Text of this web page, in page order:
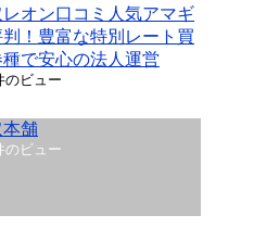
レオン口コミ人気アマギ
判！豊富な特別レート買
で安心の法人運営
のビュー
本舗
のビュー